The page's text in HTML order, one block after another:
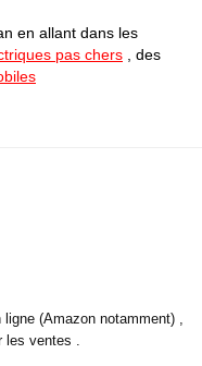
en allant dans les
pas chers , des
(Amazon notamment) ,
les ventes .